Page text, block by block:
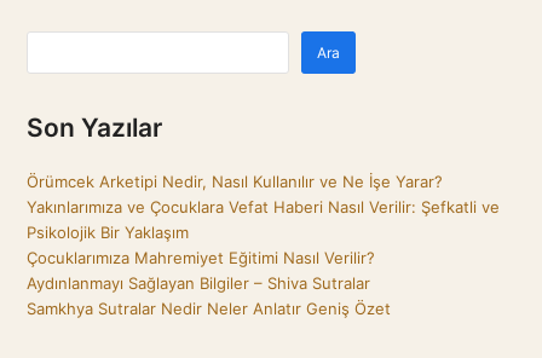
Ara
Son Yazılar
Örümcek Arketipi Nedir, Nasıl Kullanılır ve Ne İşe Yarar?
Yakınlarımıza ve Çocuklara Vefat Haberi Nasıl Verilir: Şefkatli ve
Psikolojik Bir Yaklaşım
Çocuklarımıza Mahremiyet Eğitimi Nasıl Verilir?
Aydınlanmayı Sağlayan Bilgiler – Shiva Sutralar
Samkhya Sutralar Nedir Neler Anlatır Geniş Özet